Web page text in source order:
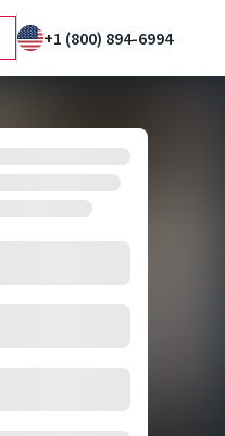
+1 (800) 894-6994